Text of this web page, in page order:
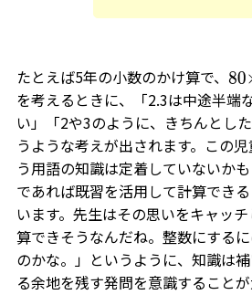
たとえば5年の小数のかけ算で、 80
を考えるときに、「2.3は中途半端
い」「2や3のように、きちんとし
うような考えが出されます。この
う用語の知識は定着していないか
であれば既習を活用して計算でき
います。先生はその思いをキャッ
算できそうなんだね。整数にする
のかな。」というように、知識は
る余地を残す発問を意識することが